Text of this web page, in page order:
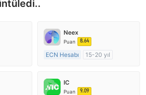
Neex
Puan 8.64
ECN Hesabı
15-20 yıl
Pazar Yapıcılık (MM)
MT4 Tam Lisans
IC
Puan 9.09